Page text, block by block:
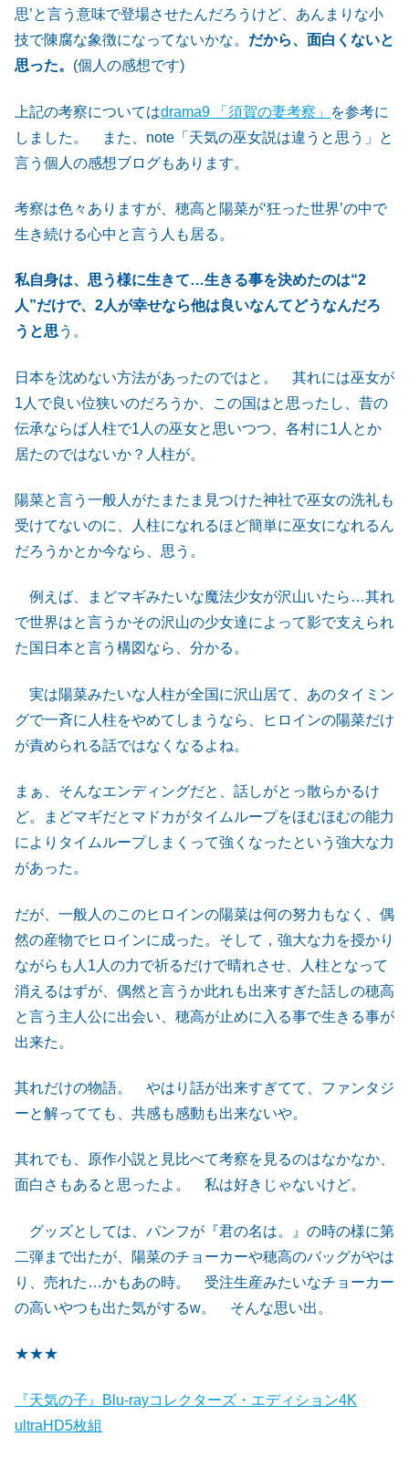
思’と言う意味で登場させたんだろうけど、あんまりな小
技で陳腐な象徴になってないかな。 だから、面白くないと
思った。 (個人の感想です)
上記の考察についてはdrama9 「須賀の妻考察」
を参考に
しました。 また、note「天気の巫女説は違うと思う」と
言う個人の感想ブログもあります。
考察は色々ありますが、穂高と陽菜が‘狂った世界’の中で
生き続ける心中と言う人も居る。
私自身は、思う様に生きて…生きる事を決めたのは“2
人”だけで、2人が幸せなら他は良いなんてどうなんだろ
うと思う。
日本を沈めない方法があったのではと。 其れには巫女が
1人で良い位狭いのだろうか、この国はと思ったし、昔の
伝承ならば人柱で1人の巫女と思いつつ、各村に1人とか
居たのではないか？人柱が。
陽菜と言う一般人がたまたま見つけた神社で巫女の洗礼も
受けてないのに、人柱になれるほど簡単に巫女になれるん
だろうかとか今なら、思う。
例えば、まどマギみたいな魔法少女が沢山いたら…其れ
で世界はと言うかその沢山の少女達によって影で支えられ
た国日本と言う構図なら、分かる。
実は陽菜みたいな人柱が全国に沢山居て、あのタイミン
グで一斉に人柱をやめてしまうなら、ヒロインの陽菜だけ
が責められる話ではなくなるよね。
まぁ、そんなエンディングだと、話しがとっ散らかるけ
ど。まどマギだとマドカがタイムループをほむほむの能力
によりタイムループしまくって強くなったという強大な力
があった。
だが、一般人のこのヒロインの陽菜は何の努力もなく、偶
然の産物でヒロインに成った。そして，強大な力を授かり
ながらも人1人の力で祈るだけで晴れさせ、人柱となって
消えるはずが、偶然と言うか此れも出来すぎた話しの穂高
と言う主人公に出会い、穂高が止めに入る事で生きる事が
出来た。
其れだけの物語。 やはり話が出来すぎてて、ファンタジ
ーと解ってても、共感も感動も出来ないや。
其れでも、原作小説と見比べて考察を見るのはなかなか、
面白さもあると思ったよ。 私は好きじゃないけど。
グッズとしては、パンフが『君の名は。』の時の様に第
二弾まで出たが、陽菜のチョーカーや穂高のバッグがやは
り、売れた…かもあの時。 受注生産みたいなチョーカー
の高いやつも出た気がするw。 そんな思い出。
★★★
『天気の子』Blu-rayコレクターズ・エディション4K
ultraHD5枚組